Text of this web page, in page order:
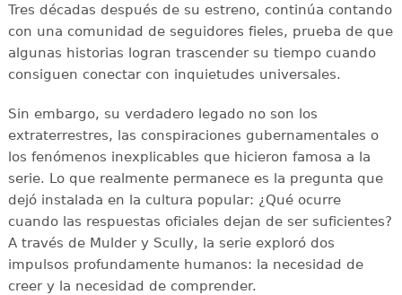
Tres décadas después de su estreno, continúa contando
con una comunidad de seguidores fieles, prueba de que
algunas historias logran trascender su tiempo cuando
consiguen conectar con inquietudes universales.
Sin embargo, su verdadero legado no son los
extraterrestres, las conspiraciones gubernamentales o
los fenómenos inexplicables que hicieron famosa a la
serie. Lo que realmente permanece es la pregunta que
dejó instalada en la cultura popular: ¿Qué ocurre
cuando las respuestas oficiales dejan de ser suficientes?
A través de Mulder y Scully, la serie exploró dos
impulsos profundamente humanos: la necesidad de
creer y la necesidad de comprender.